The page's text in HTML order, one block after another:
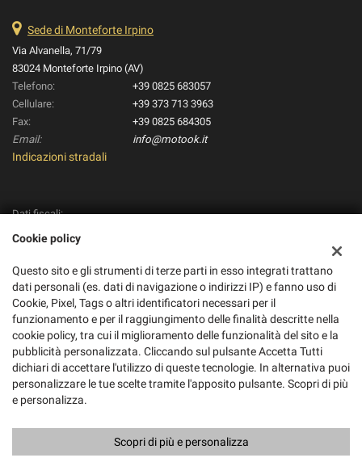
Sede di Monteforte Irpino
Via Alvanella, 71/79
83024 Monteforte Irpino (AV)
Telefono:
+39 0825 683057
Cellulare:
+39 373 713 3963
Fax:
+39 0825 684305
Email:
info@motook.it
Indicazioni stradali
Dati fiscali:
Pico Moto S.R.L.
C.F/P.IVA:01895280434
Registro delle imprese:AV
REA:AV-188862
Copyright © 2026 GestionaleAuto.com S.r.l., Tutti i diritti riservati -
Leggi l'informativa sulla privacy-Cookie Policy
Cookie policy
Questo sito e gli strumenti di terze parti in esso integrati trattano
dati personali (es. dati di navigazione o indirizzi IP) e fanno uso di
Cookie, Pixel, Tags o altri identificatori necessari per il
funzionamento e per il raggiungimento delle finalità descritte nella
cookie policy, tra cui il miglioramento delle funzionalità del sito e la
pubblicità personalizzata. Cliccando sul pulsante Accetta Tutti
dichiari di accettare l'utilizzo di queste tecnologie. In alternativa puoi
personalizzare le tue scelte tramite l'apposito pulsante. Scopri di più
e personalizza.
Scopri di più e personalizza